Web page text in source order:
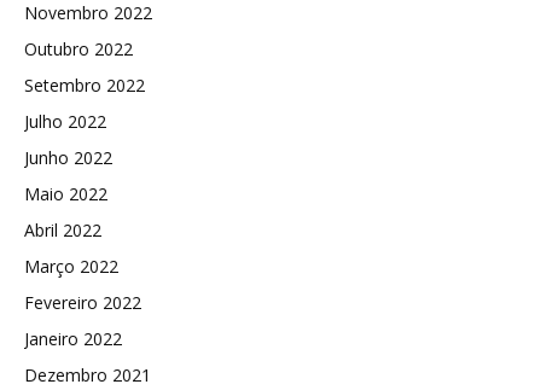
Novembro 2022
Outubro 2022
Setembro 2022
Julho 2022
Junho 2022
Maio 2022
Abril 2022
Março 2022
Fevereiro 2022
Janeiro 2022
Dezembro 2021